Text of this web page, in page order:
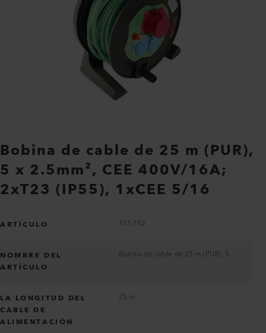
Bobina de cable de 25 m (PUR),
5 x 2.5mm², CEE 400V/16A;
2xT23 (IP55), 1xCEE 5/16
ARTÍCULO 161.152
NOMBRE DEL
ARTÍCULO
LA LONGITUD DEL
CABLE DE
ALIMENTACIÓN
25 m